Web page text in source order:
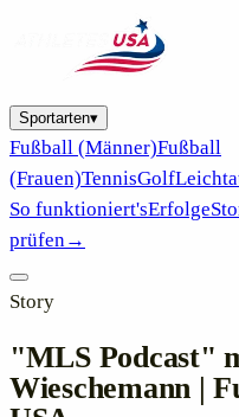
Sportarten▾
Fußball (Männer)Fußball
(Frauen)TennisGolf
So funktioniert'sErfolge
prüfen→
Story
"MLS Podcast"
Wieschemann |